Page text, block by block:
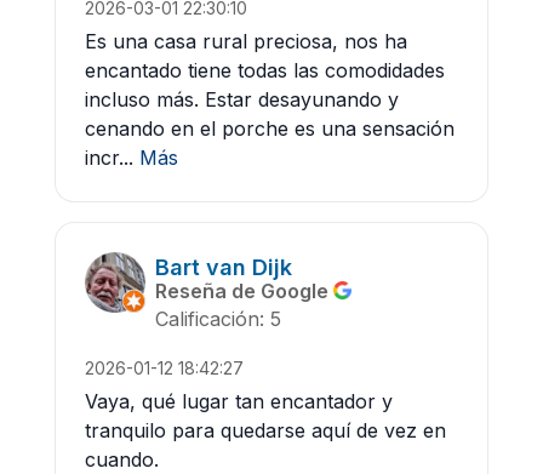
2026-03-01 22:30:10
Es una casa rural preciosa, nos ha
encantado tiene todas las comodidades
incluso más. Estar desayunando y
cenando en el porche es una sensación
incr... Más
Bart van Dijk
Reseña de Google
Calificación: 5
2026-01-12 18:42:27
Vaya, qué lugar tan encantador y
tranquilo para quedarse aquí de vez en
cuando.